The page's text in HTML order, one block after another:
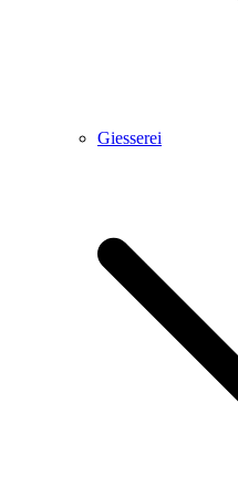
Giesserei